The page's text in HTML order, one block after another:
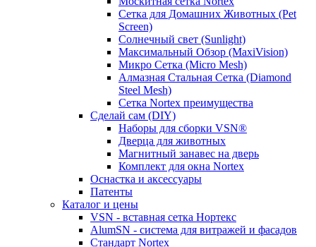
Сетка для Домашних Животных (Pet
Screen)
Солнечный свет (Sunlight)
Максимальный Обзор (MaxiVision)
Микро Сетка (Micro Mesh)
Алмазная Стальная Сетка (Diamond
Steel Mesh)
Сетка Nortex преимущества
Сделай сам (DIY)
Наборы для сборки VSN®
Дверца для животных
Магнитный занавес на дверь
Комплект для окна Nortex
Оснастка и аксессуары
Патенты
Каталог и цены
VSN - вставная сетка Нортекс
AlumSN - система для витражей и фасадов
Стандарт Nortex